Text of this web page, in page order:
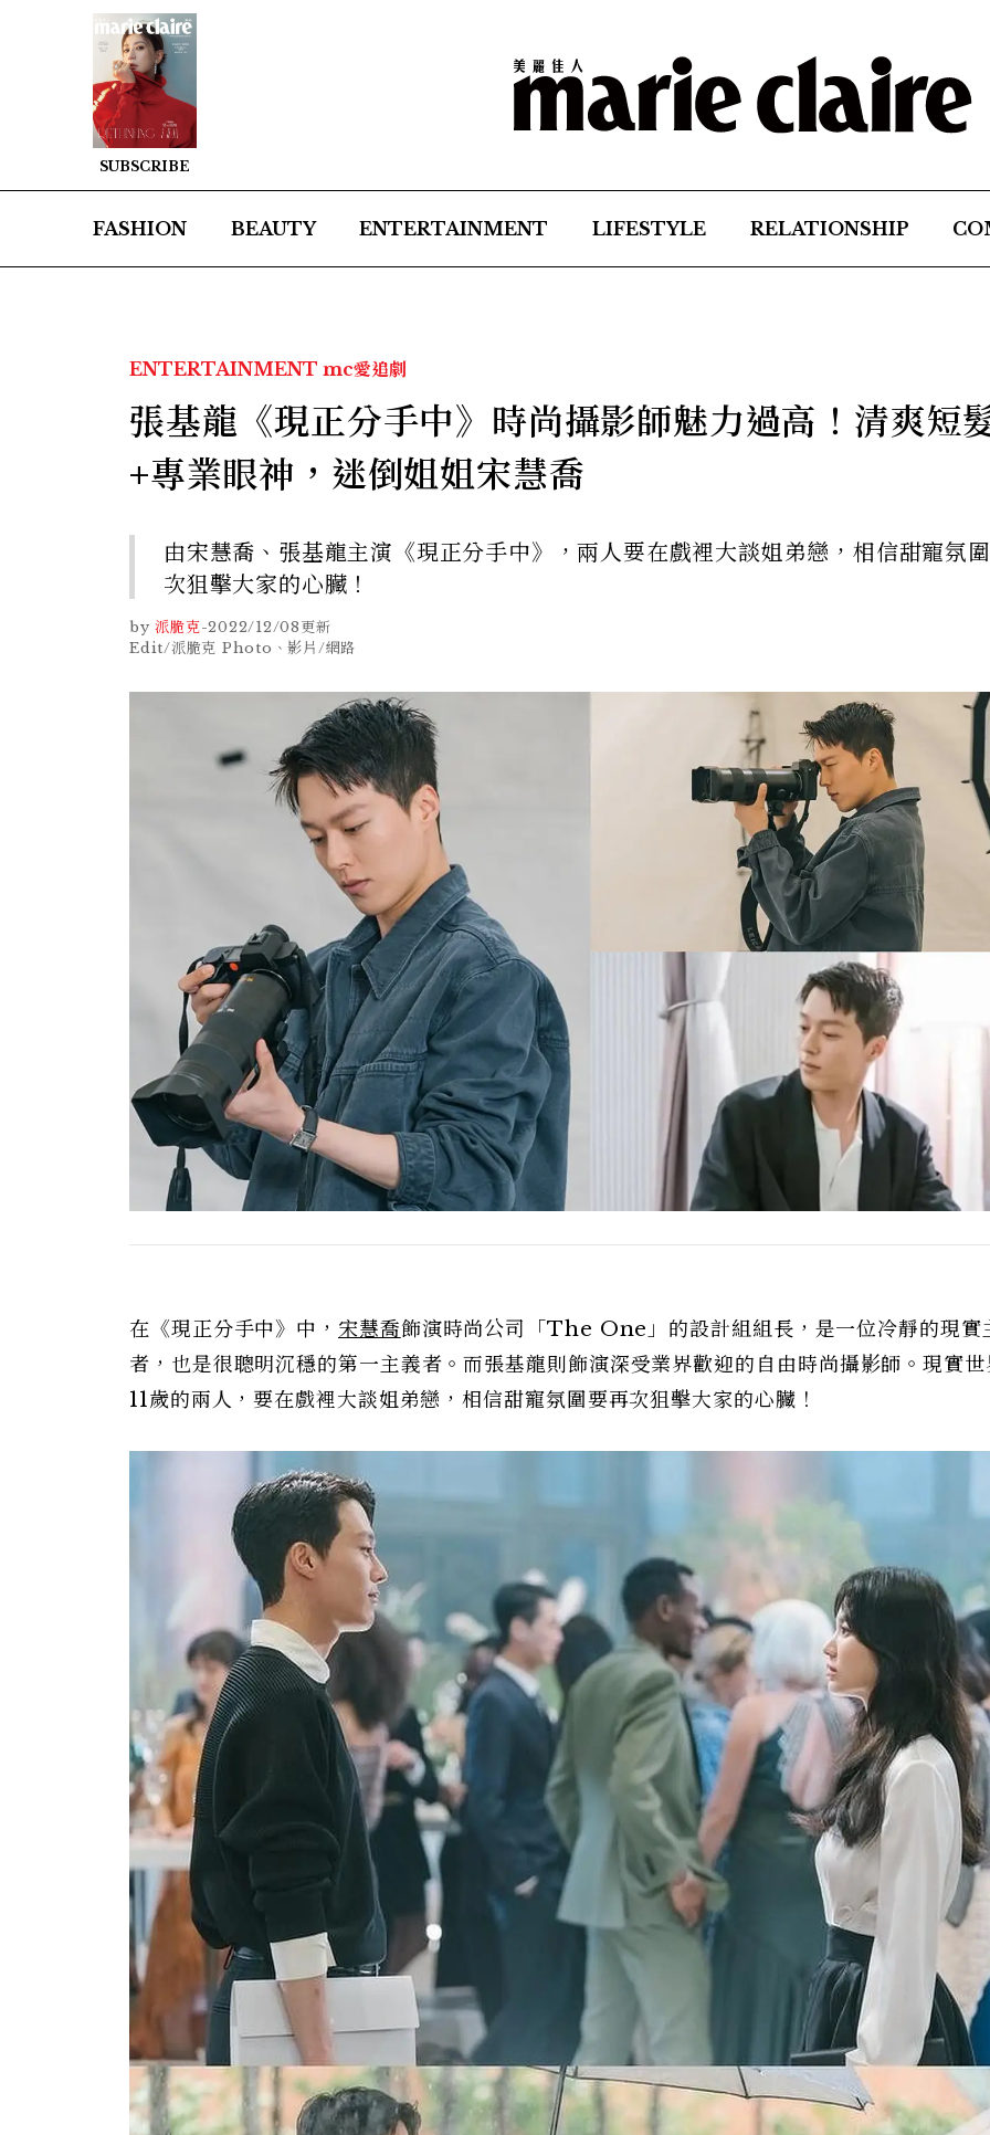
SUBSCRIBE
FASHION BEAUTY ENTERTAINMENT LIFESTYLE RELATIONSHIP
ENTERTAINMENT mc愛追劇
張基龍《現正分手中》時尚攝影師魅力過高！清爽短
+專業眼神，迷倒姐姐宋慧喬
由宋慧喬、張基龍主演《現正分手中》，兩人要在戲裡大談姐弟戀，相信甜寵氛
次狙擊大家的心臟！
by 派脆克-2022/12/08更新
Edit/派脆克 Photo、影片/網路
在《現正分手中》中， 宋慧喬飾演時尚公司「The One」的設計組組長，是一位冷靜的現實
者，也是很聰明沉穩的第一主義者。而張基龍則飾演深受業界歡迎的自由時尚攝影師。現實
11歲的兩人，要在戲裡大談姐弟戀，相信甜寵氛圍要再次狙擊大家的心臟！